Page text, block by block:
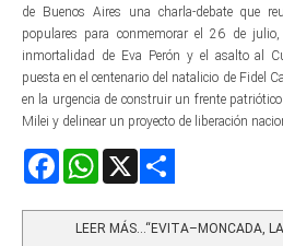
de Buenos Aires una charla-debate que
populares para conmemorar el 26 de
inmortalidad de Eva Perón y el asalto al
puesta en el centenario del natalicio de Fidel
en la urgencia de construir un frente
Milei y delinear un proyecto de liberación
FacebookWhatsApp
LEER MÁS…“EVITA–MONCADA,